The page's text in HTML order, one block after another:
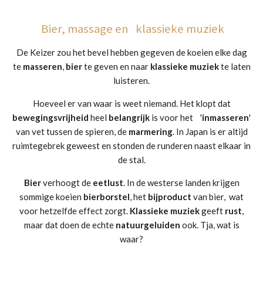
Bier, massage en klassieke muziek
De Keizer zou het bevel hebben gegeven de koeien elke dag
te masseren, bierte geven en naar klassieke muziekte laten
luisteren.
Hoeveel er van waar is weet niemand. Het klopt dat
bewegingsvrijheid heel belangrijk is voor het 'inmasseren'
van vet tussen de spieren, de marmering. In Japan is er altijd
ruimtegebrek geweest en stonden de runderen naast elkaar in
de stal.
Bierverhoogt de eetlust. In de westerse landen krijgen
sommige koeien bierborstel, het bijproduct van bier, wat
voor hetzelfde effect zorgt. Klassieke muziekgeeft rust,
maar dat doen de echte natuurgeluiden ook. Tja, wat is
waar?